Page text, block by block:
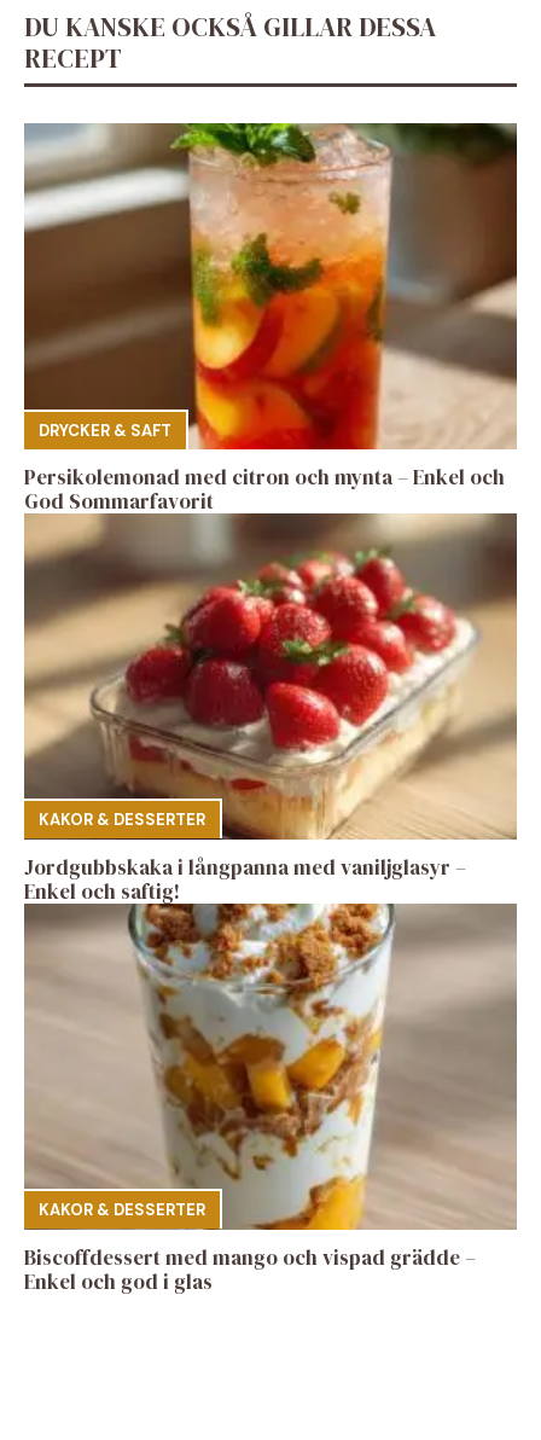
DU KANSKE OCKSÅ GILLAR DESSA
RECEPT
DRYCKER & SAFT
Persikolemonad med citron och mynta – Enkel och
God Sommarfavorit
KAKOR & DESSERTER
Jordgubbskaka i långpanna med vaniljglasyr –
Enkel och saftig!
KAKOR & DESSERTER
Biscoffdessert med mango och vispad grädde –
Enkel och god i glas